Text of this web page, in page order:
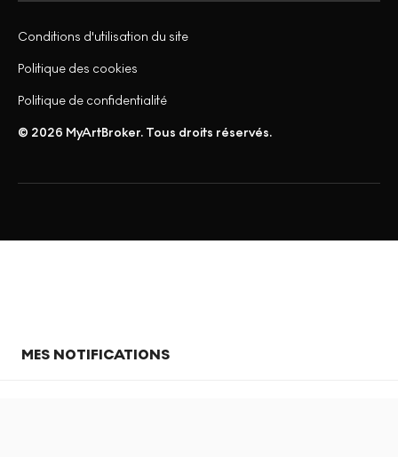
© 2026 MyArtBroker. Tous droits réservés.
Politique de confidentialité
Politique des cookies
Conditions d'utilisation du site
MES NOTIFICATIONS